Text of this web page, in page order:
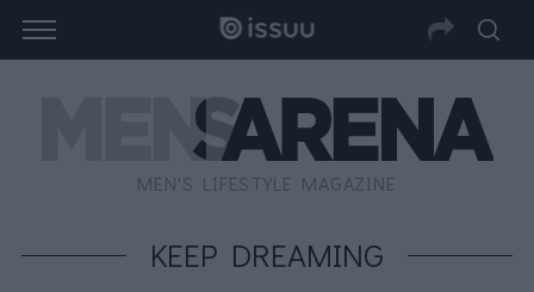
MEN'S LIFESTYLE MAGAZINE
KEEP DREAMING